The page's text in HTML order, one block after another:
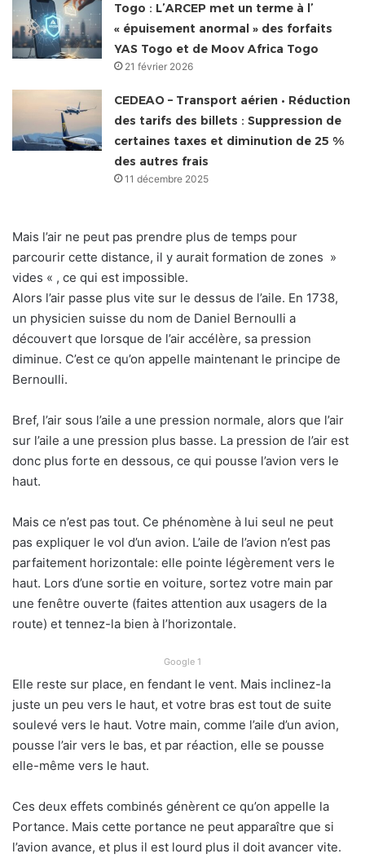
Togo : L’ARCEP met un terme à l’
« épuisement anormal » des forfaits
YAS Togo et de Moov Africa Togo
21 février 2026
CEDEAO – Transport aérien • Réduction
des tarifs des billets : Suppression de
certaines taxes et diminution de 25 %
des autres frais
11 décembre 2025
Mais l’air ne peut pas prendre plus de temps pour
parcourir cette distance, il y aurait formation de zones »
vides « , ce qui est impossible.
Alors l’air passe plus vite sur le dessus de l’aile. En 1738,
un physicien suisse du nom de Daniel Bernoulli a
découvert que lorsque de l’air accélère, sa pression
diminue. C’est ce qu’on appelle maintenant le principe de
Bernoulli.
Bref, l’air sous l’aile a une pression normale, alors que l’air
sur l’aile a une pression plus basse. La pression de l’air est
donc plus forte en dessous, ce qui pousse l’avion vers le
haut.
Mais ce n’est pas tout. Ce phénomène à lui seul ne peut
pas expliquer le vol d’un avion. L’aile de l’avion n’est pas
parfaitement horizontale: elle pointe légèrement vers le
haut. Lors d’une sortie en voiture, sortez votre main par
une fenêtre ouverte (faites attention aux usagers de la
route) et tennez-la bien à l’horizontale.
Google 1
Elle reste sur place, en fendant le vent. Mais inclinez-la
juste un peu vers le haut, et votre bras est tout de suite
soulevé vers le haut. Votre main, comme l’aile d’un avion,
pousse l’air vers le bas, et par réaction, elle se pousse
elle-même vers le haut.
Ces deux effets combinés génèrent ce qu’on appelle la
Portance. Mais cette portance ne peut apparaître que si
l’avion avance, et plus il est lourd plus il doit avancer vite.